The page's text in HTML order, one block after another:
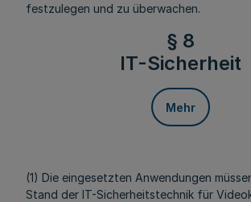
festzulegen und zu überwachen.
§ 8
IT-Sicherheit
Mehr
(1) Die eingesetzten Anwendungen
Stand der IT-Sicherheitstechnik für